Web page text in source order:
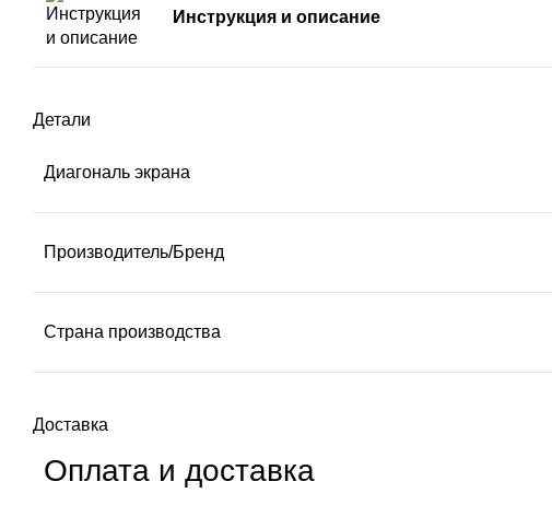
Инструкция и описание
Детали
Диагональ экрана
Производитель/Бренд
Страна производства
Доставка
Оплата и доставка